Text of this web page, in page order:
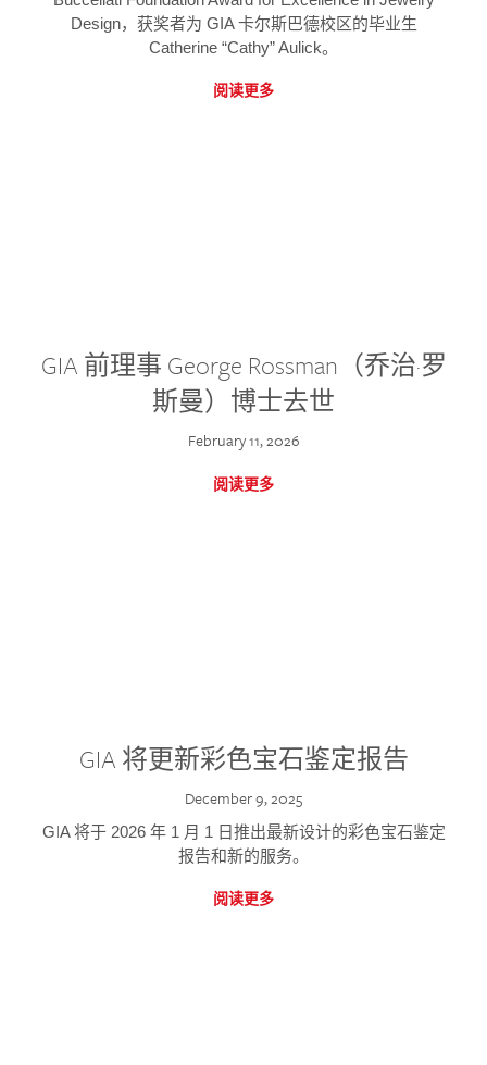
Design，获奖者为 GIA 卡尔斯巴德校区的毕业生
Catherine “Cathy” Aulick。
阅读更多
GIA 前理事 George Rossman（乔治·罗
斯曼）博士去世
February 11, 2026
阅读更多
GIA 将更新彩色宝石鉴定报告
December 9, 2025
GIA 将于 2026 年 1 月 1 日推出最新设计的彩色宝石鉴定
报告和新的服务。
阅读更多